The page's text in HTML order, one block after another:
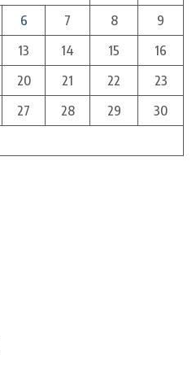
6 7 8
9
13 14 15
16
20 21 22
23
27 28 29
30